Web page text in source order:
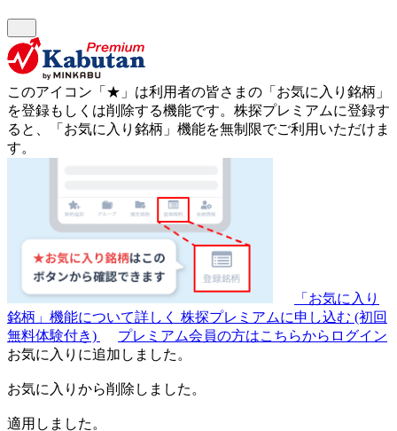
このアイコン 「★」 は利用者の皆さまの 「お気に入り銘柄」
を登録もしくは削除する機能です。 株探プレミアムに登録す
ると、「お気に入り銘柄」機能を無制限でご利用いただけま
す。
「お気に入り
銘柄」機能について詳しく 株探プレミアムに申し込む (初回
無料体験付き)
プレミアム会員の方はこちらからログイン
お気に入りに追加しました。
お気に入りから削除しました。
適用しました。